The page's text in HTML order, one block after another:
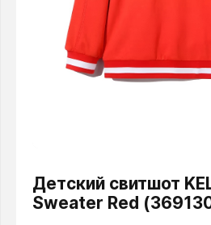
Детский свитшот
Sweater Red